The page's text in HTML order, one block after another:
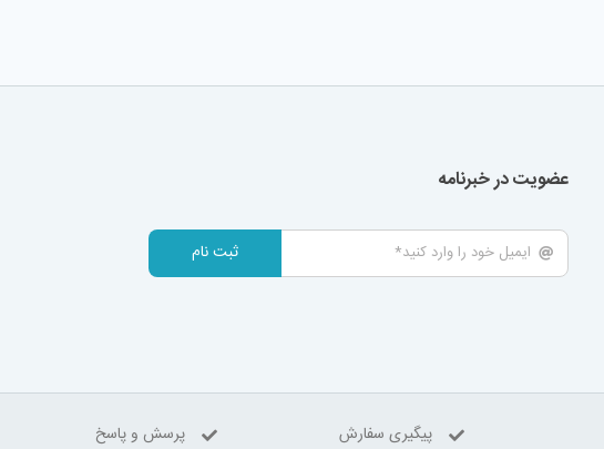
عضویت در خبرنامه
ثبت نام
پیگیری سفارش پرسش و پاسخ